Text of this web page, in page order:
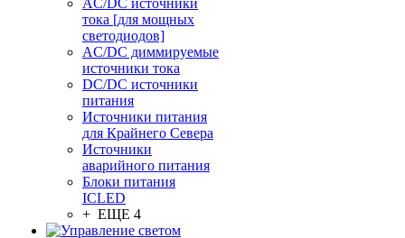
AC/DC источники
тока [для мощных
светодиодов]
AC/DC диммируемые
источники тока
DC/DC источники
питания
Источники питания
для Крайнего Севера
Источники
аварийного питания
Блоки питания
ICLED
+ ЕЩЕ 4